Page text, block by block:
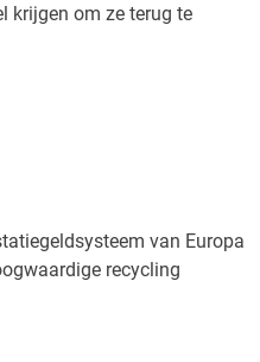
krijgen om ze terug te
van Europa
recycling